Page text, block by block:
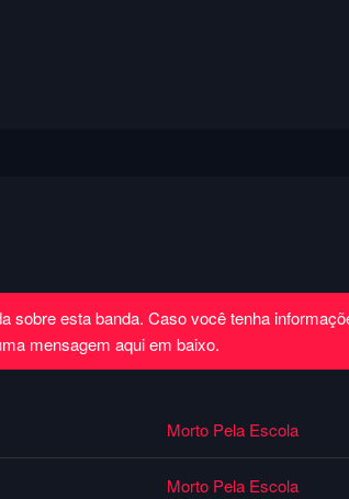
sobre esta banda. Caso você tenha
mensagem aqui em baixo.
Morto Pela Escola
Morto Pela Escola